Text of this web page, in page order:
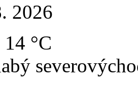
2026
14 °C